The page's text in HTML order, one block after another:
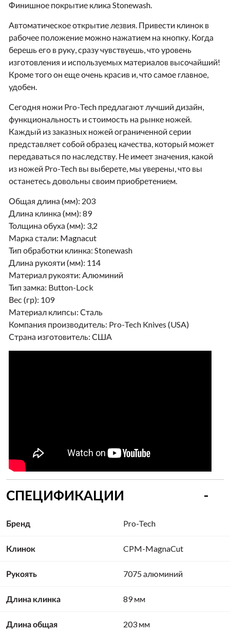
Финишное покрытие клика Stonewash.
Автоматическое открытие лезвия. Привести клинок в
рабочее положение можно нажатием на кнопку. Когда
берешь его в руку, сразу чувствуешь, что уровень
изготовления и используемых материалов высочайший!
Кроме того он еще очень красив и, что самое главное,
удобен.
Сегодня ножи Pro-Tech предлагают лучший дизайн,
функциональность и стоимость на рынке ножей.
Каждый из заказных ножей ограниченной серии
представляет собой образец качества, который может
передаваться по наследству. Не имеет значения, какой
из ножей Pro-Tech вы выберете, мы уверены, что вы
останетесь довольны своим приобретением.
Общая длина (мм): 203
Длина клинка (мм): 89
Толщина обуха (мм): 3,2
Марка стали: Magnacut
Тип обработки клинка: Stonewash
Длина рукояти (мм): 114
Материал рукояти: Алюминий
Тип замка: Button-Lock
Вес (гр): 109
Материал клипсы: Сталь
Компания производитель: Pro-Tech Knives (USA)
Страна изготовитель: США
СПЕЦИФИКАЦИИ
Бренд Pro-Tech
Клинок CPM-MagnaCut
Рукоять 7075 алюминий
Длина клинка 89 мм
Длина общая 203 мм